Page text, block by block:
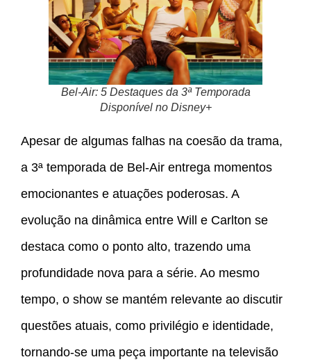
Bel-Air: 5 Destaques da 3ª Temporada
Disponível no Disney+
Apesar de algumas falhas na coesão da trama,
a 3ª temporada de Bel-Air entrega momentos
emocionantes e atuações poderosas. A
evolução na dinâmica entre Will e Carlton se
destaca como o ponto alto, trazendo uma
profundidade nova para a série. Ao mesmo
tempo, o show se mantém relevante ao discutir
questões atuais, como privilégio e identidade,
tornando-se uma peça importante na televisão